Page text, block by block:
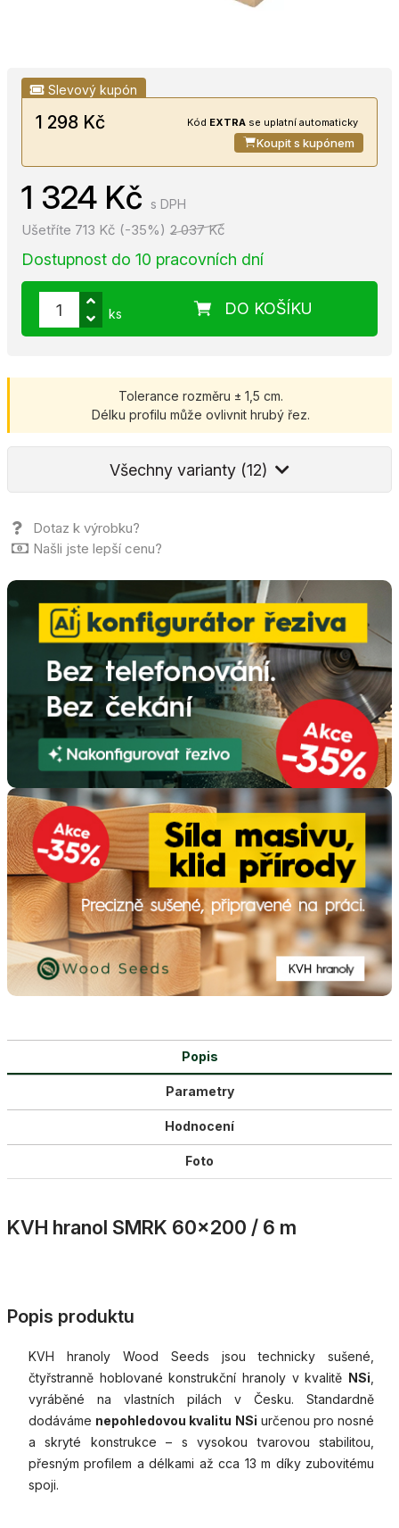
Slevový kupón
1 298 Kč Kód EXTRA se uplatní automaticky
Koupit s kupónem
1 324 Kč s DPH
2 037 Kč
Ušetříte 713 Kč (-35%)
Dostupnost do 10 pracovních dní
DO KOŠÍKU
ks
Tolerance rozměru ± 1,5 cm.
Délku profilu může ovlivnit hrubý řez.
Všechny varianty (12)
Dotaz k výrobku?
Našli jste lepší cenu?
Popis
Parametry
Hodnocení
Foto
KVH hranol SMRK 60×200 / 6 m
Popis produktu
KVH hranoly Wood Seeds jsou technicky sušené,
čtyřstranně hoblované konstrukční hranoly v kvalitě NSi
vyráběné na vlastních pilách v Česku. Standardně
dodáváme nepohledovou kvalitu NSi určenou pro nosné
a skryté konstrukce – s vysokou tvarovou stabilitou,
přesným profilem a délkami až cca 13 m díky zubovitému
spoji.